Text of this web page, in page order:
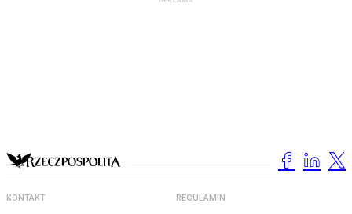
KONTAKT REGULAMIN